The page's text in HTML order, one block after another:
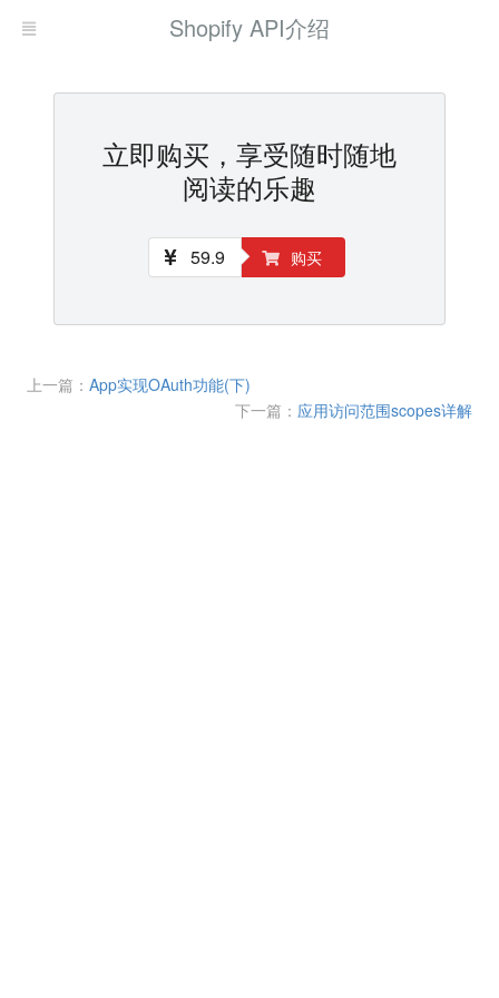
Shopify API介绍
立即购买，享受随时随地
阅读的乐趣
59.9 购买
上一篇： App实现OAuth功能(下)
下一篇： 应用访问范围scopes详解